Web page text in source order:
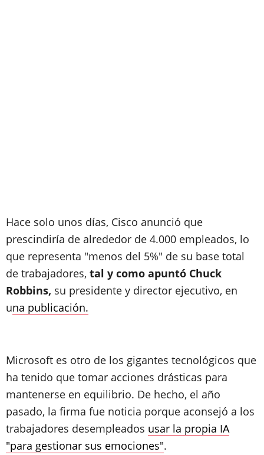
Hace solo unos días, Cisco anunció que
prescindiría de alrededor de 4.000 empleados, lo
que representa "menos del 5%" de su base total
de trabajadores, tal y como apuntó Chuck
Robbins, su presidente y director ejecutivo, en
una publicación.
Microsoft es otro de los gigantes tecnológicos que
ha tenido que tomar acciones drásticas para
mantenerse en equilibrio. De hecho, el año
pasado, la firma fue noticia porque aconsejó a los
trabajadores desempleados usar la propia IA
"para gestionar sus emociones".